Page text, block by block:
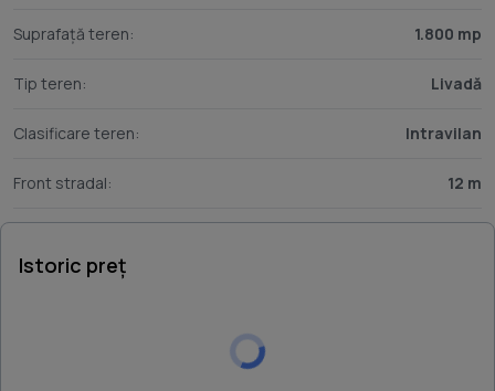
Suprafață teren: 1.800 mp
Tip teren: Livadă
Clasificare teren: Intravilan
Front stradal: 12 m
Istoric preț